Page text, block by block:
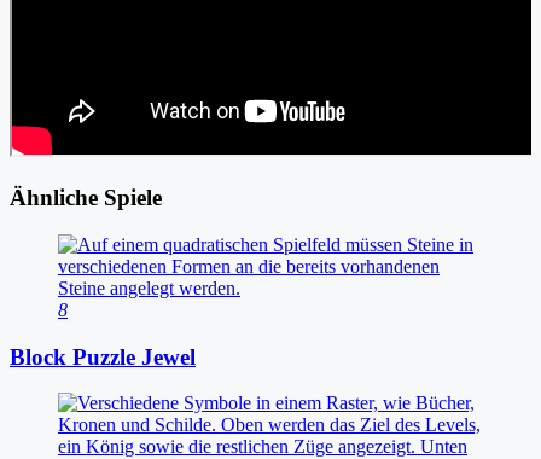
Ähnliche Spiele
8
Block Puzzle Jewel